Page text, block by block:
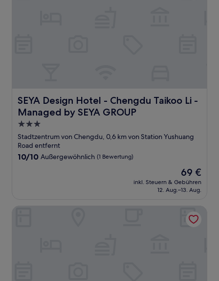
SEYA Design Hotel - Chengdu Taikoo Li -
Managed by SEYA GROUP
SEYA Design Hotel - Chengdu Taikoo Li - Managed by
3.0-
Sterne-
Unterkunft
Stadtzentrum von Chengdu, 0,6 km von Station Yushuang
Road entfernt
10.0
10/10 Außergewöhnlich (1 Bewertung)
Der
Preis
beträgt
69 €
inkl. Steuern & Gebühren
12. Aug.–13. Aug.